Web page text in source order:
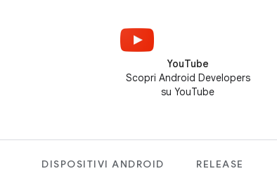
YouTube
Scopri Android Developers
su YouTube
DISPOSITIVI ANDROID
RELEASE